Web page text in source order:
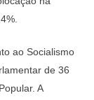
ao Socialismo
de 36
A